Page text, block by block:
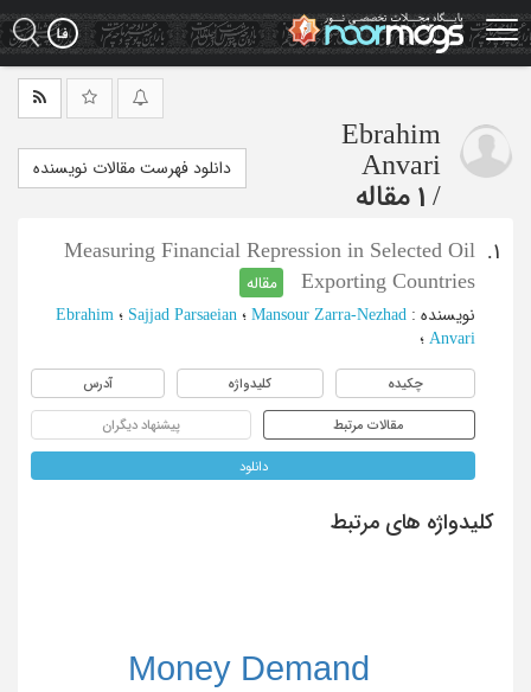
Skip
to
main
Ebrahim
Anvari
/ 1 مقاله
دانلود فهرست مقالات نویسنده
1.
Measuring Financial Repression in Selected Oil
Exporting Countries
مقاله
نویسنده :
Mansour Zarra-Nezhad ؛ Sajjad Parsaeian ؛ Ebrahim
Anvari ؛
چکیده کلیدواژه آدرس
مقالات مرتبط پیشنهاد دیگران
دانلود
کلیدواژه های مرتبط
Money Demand